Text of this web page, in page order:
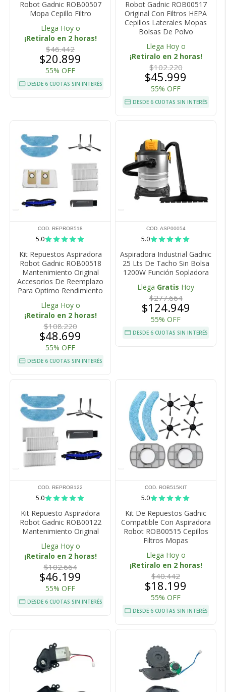
Robot Gadnic ROB00507
Mopa Cepillo Filtro
Llega Hoy o
¡Retiralo en 2 horas!
$46.442
$20.899
55% OFF
DESDE 6 CUOTAS SIN INTERÉS
Robot Gadnic ROB00517
Original Con Filtros HEPA
Cepillos Laterales Mopas
Bolsas De Polvo
Llega Hoy o
¡Retiralo en 2 horas!
$102.220
$45.999
55% OFF
DESDE 6 CUOTAS SIN INTERÉS
COD. REPROB518
5.0
Kit Repuestos Aspiradora
Robot Gadnic ROB00518
Mantenimiento Original
Accesorios De Reemplazo
Para Optimo Rendimiento
Llega Hoy o
¡Retiralo en 2 horas!
$108.220
$48.699
55% OFF
DESDE 6 CUOTAS SIN INTERÉS
COD. ASP00054
5.0
Aspiradora Industrial Gadnic
25 Lts De Tacho Sin Bolsa
1200W Función Sopladora
Llega Gratis Hoy
$277.664
$124.949
55% OFF
DESDE 6 CUOTAS SIN INTERÉS
COD. REPROB122
5.0
Kit Repuesto Aspiradora
Robot Gadnic ROB00122
Mantenimiento Original
Llega Hoy o
¡Retiralo en 2 horas!
$102.664
$46.199
55% OFF
DESDE 6 CUOTAS SIN INTERÉS
COD. ROB515KIT
5.0
Kit De Repuestos Gadnic
Compatible Con Aspiradora
Robot ROB00515 Cepillos
Filtros Mopas
Llega Hoy o
¡Retiralo en 2 horas!
$40.442
$18.199
55% OFF
DESDE 6 CUOTAS SIN INTERÉS